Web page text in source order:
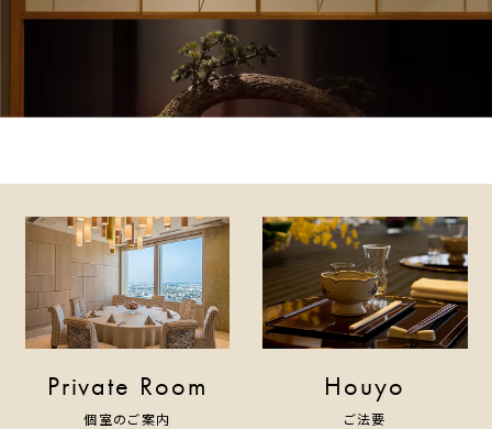
お問い合わせ
One Harmony
Private Room
個室のご案内
Houyo
ご法要